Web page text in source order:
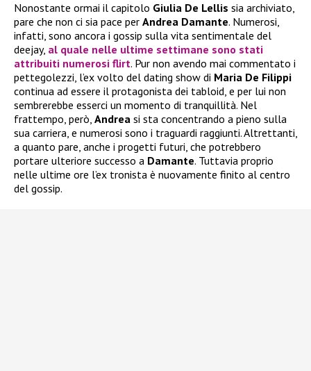
Nonostante ormai il capitolo Giulia De Lellis sia archiviato,
pare che non ci sia pace per Andrea Damante. Numerosi,
infatti, sono ancora i gossip sulla vita sentimentale del
deejay, al quale nelle ultime settimane sono stati
attribuiti numerosi flirt. Pur non avendo mai commentato i
pettegolezzi, l’ex volto del dating show di Maria De Filippi
continua ad essere il protagonista dei tabloid, e per lui non
sembrerebbe esserci un momento di tranquillità. Nel
frattempo, però, Andrea si sta concentrando a pieno sulla
sua carriera, e numerosi sono i traguardi raggiunti. Altrettanti,
a quanto pare, anche i progetti futuri, che potrebbero
portare ulteriore successo a Damante. Tuttavia proprio
nelle ultime ore l’ex tronista è nuovamente finito al centro
del gossip.